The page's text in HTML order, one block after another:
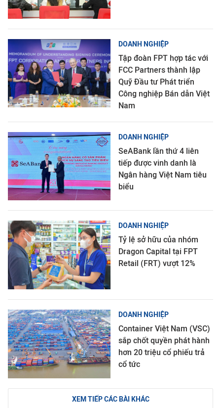
DOANH NGHIỆP
Tập đoàn FPT hợp tác với
FCC Partners thành lập
Quỹ Đầu tư Phát triển
Công nghiệp Bán dẫn Việt
Nam
DOANH NGHIỆP
SeABank lần thứ 4 liên
tiếp được vinh danh là
Ngân hàng Việt Nam tiêu
biểu
DOANH NGHIỆP
Tỷ lệ sở hữu của nhóm
Dragon Capital tại FPT
Retail (FRT) vượt 12%
DOANH NGHIỆP
Container Việt Nam (VSC)
sắp chốt quyền phát hành
hơn 20 triệu cổ phiếu trả
cổ tức
XEM TIẾP CÁC BÀI KHÁC